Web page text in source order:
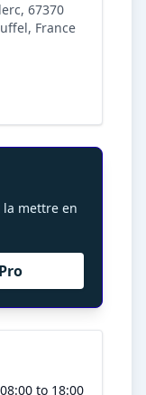
67370
France
mettre en
08:00 to 18:00